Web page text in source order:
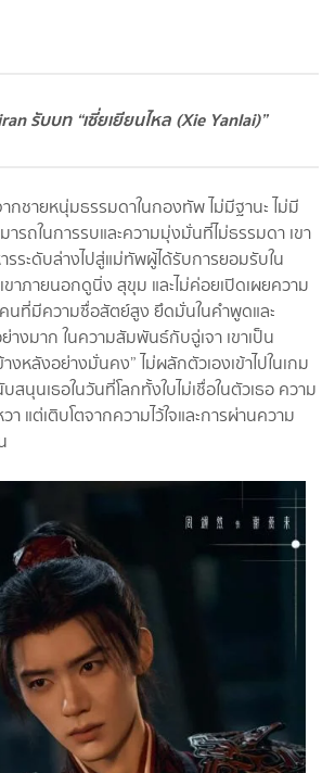
รับบท “เซี่ยเยียนไหล (Xie Yanlai)”
ากชายหนุ่มธรรมดาในกองทัพ ไม่มีฐานะ ไม่มี
รถในการรบและความมุ่งมั่นที่ไม่ธรรมดา เขา
รระดับล่างไปสู่แม่ทัพผู้ได้รับการยอมรับใน
าภายนอกดูนิ่ง สุขุม และไม่ค่อยเปิดเผยความ
นที่มีความซื่อสัตย์สูง ยึดมั่นในคำพูดและ
งมาก ในความสัมพันธ์กับฉู่เจา เขาเป็น
หลังอย่างมั่นคง” ไม่ผลักตัวเองเข้าไปในเกม
สนุนเธอในวันที่โลกทั้งใบไม่เชื่อในตัวเธอ ความ
า แต่เติบโตจากความไว้ใจและการผ่านความ